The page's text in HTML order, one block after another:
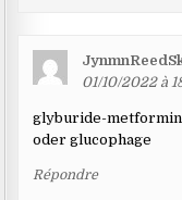
01/10/2022 à
glyburide-metformin
oder glucophage
Répondre